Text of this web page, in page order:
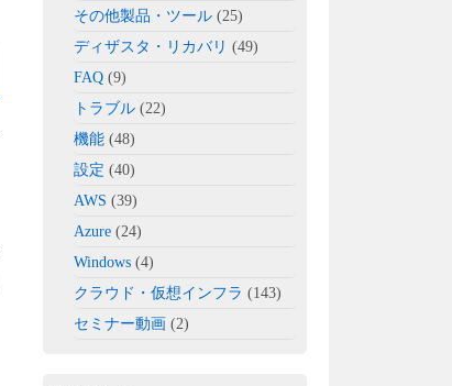
その他製品・ツール (25)
ディザスタ・リカバリ (49)
FAQ (9)
トラブル (22)
機能 (48)
設定 (40)
AWS (39)
Azure (24)
Windows (4)
クラウド・仮想インフラ (143)
セミナー動画 (2)